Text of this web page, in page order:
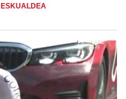
ESKUALDEA